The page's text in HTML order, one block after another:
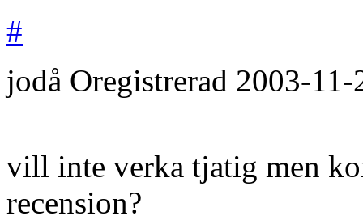
#
jodå Oregistrerad 2003-11-
vill inte verka tjatig men
recension?